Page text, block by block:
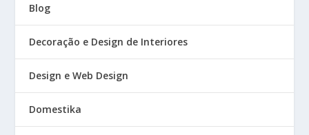
Blog
Decoração e Design de Interiores
Design e Web Design
Domestika